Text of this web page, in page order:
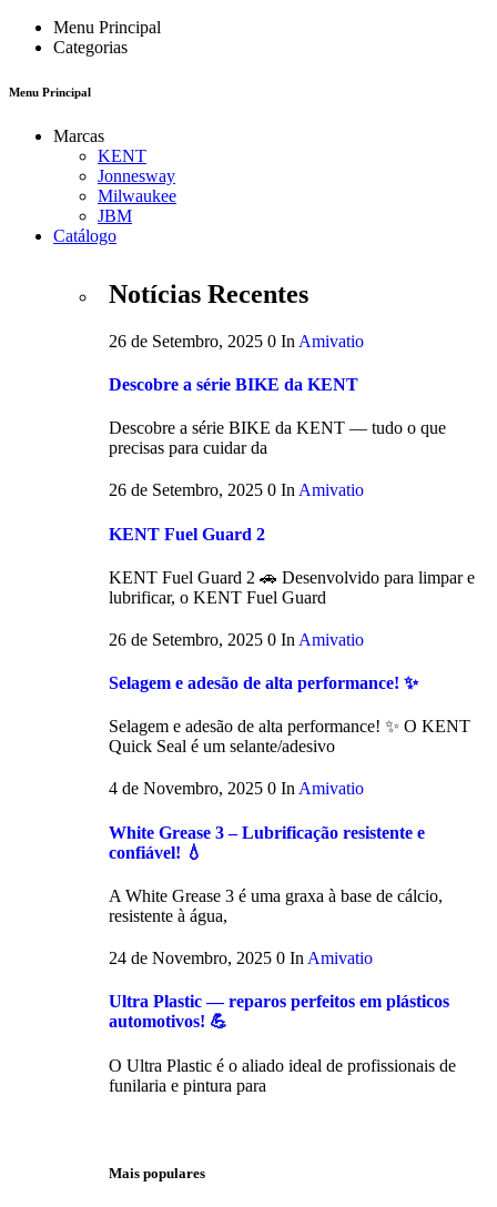
Menu Principal
Categorias
Menu Principal
Marcas
KENT
Jonnesway
Milwaukee
JBM
Catálogo
Notícias Recentes
26 de Setembro, 2025 0 In Amivatio
Descobre a série BIKE da KENT
Descobre a série BIKE da KENT — tudo o que
precisas para cuidar da
26 de Setembro, 2025 0 In Amivatio
KENT Fuel Guard 2
KENT Fuel Guard 2 🚗 Desenvolvido para limpar e
lubrificar, o KENT Fuel Guard
26 de Setembro, 2025 0 In Amivatio
Selagem e adesão de alta performance! ✨
Selagem e adesão de alta performance! ✨ O KENT
Quick Seal é um selante/adesivo
4 de Novembro, 2025 0 InAmivatio
White Grease 3 – Lubrificação resistente e
confiável! 💧
A White Grease 3 é uma graxa à base de cálcio,
resistente à água,
24 de Novembro, 2025 0 In Amivatio
Ultra Plastic — reparos perfeitos em plásticos
automotivos! 💪
O Ultra Plastic é o aliado ideal de profissionais de
funilaria e pintura para
Mais populares